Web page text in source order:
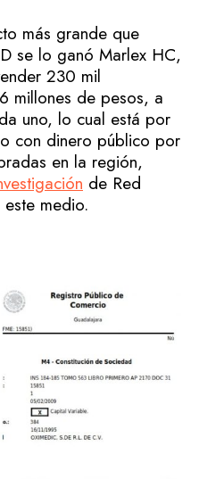
más grande que
se lo ganó Marlex HC,
230 mil
millones de pesos, a
uno, lo cual está por
con dinero público por
en la región,
de Red
medio.